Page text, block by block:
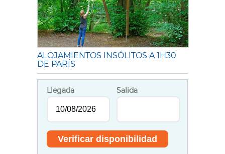
ALOJAMIENTOS INSÓLITOS A 1H30
DE PARÍS
Llegada Salida